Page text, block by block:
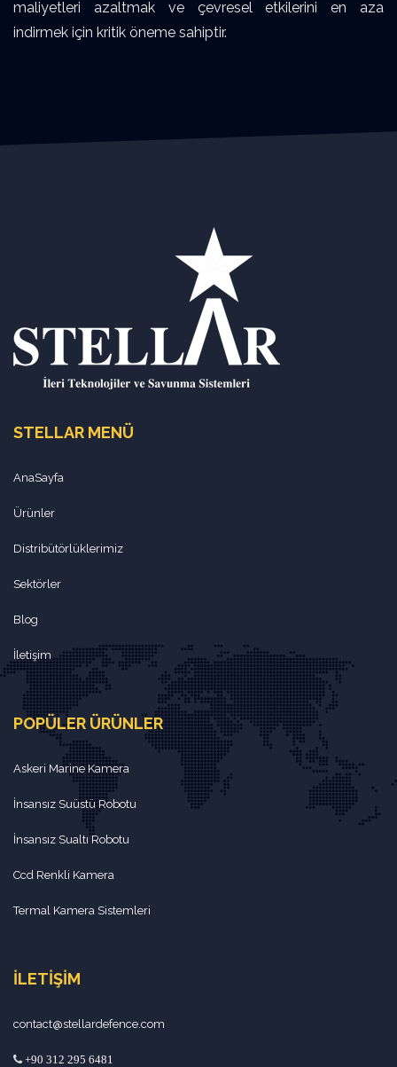
maliyetleri azaltmak ve çevresel etkilerini en aza
indirmek için kritik öneme sahiptir.
STELLAR MENÜ
AnaSayfa
Ürünler
Distribütörlüklerimiz
Sektörler
Blog
İletişim
POPÜLER ÜRÜNLER
Askeri Marine Kamera
İnsansız Suüstü Robotu
İnsansız Sualtı Robotu
Ccd Renkli Kamera
Termal Kamera Sistemleri
İLETIŞIM
contact@stellardefence.com
+90 312 295 6481